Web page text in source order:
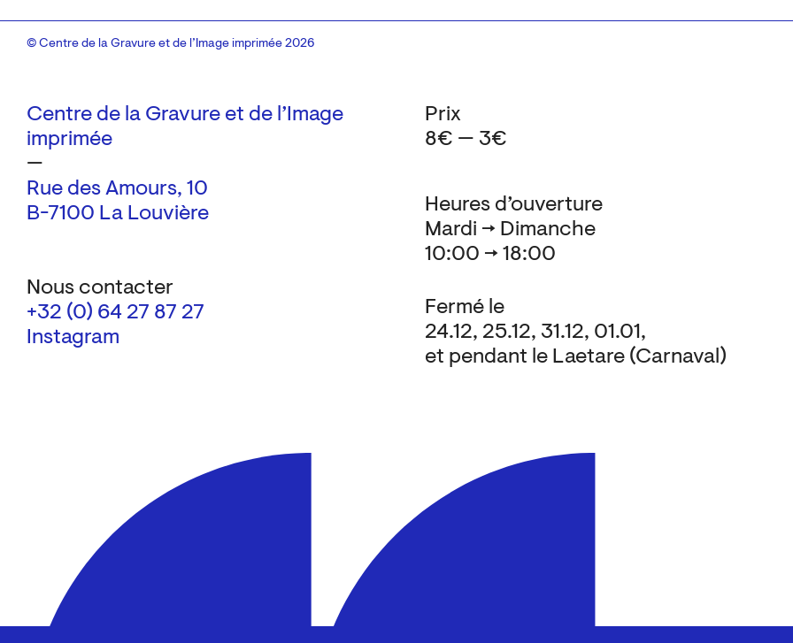
Centre de la Gravure et de l’Image
imprimée
—
Rue des Amours, 10
B-7100 La Louvière
Nous contacter
+32 (0) 64 27 87 27
Instagram
Heures d’ouverture
Mardi → Dimanche
10:00 → 18:00
Fermé le
24.12, 25.12, 31.12, 01.01,
et pendant le Laetare (Carnaval)
Prix
8€ — 3€
© Centre de la Gravure et de l’Image imprimée 2026